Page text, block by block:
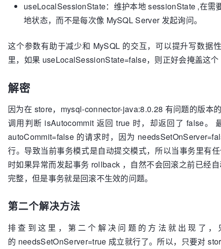
useLocalSessionState：维护本地 sessionState ,在需
地状态，而不是每次像 MySQL Server 发起询问。
这个参数有助于减少和 MySQL 的交互，可以提升写数据
里，如果 useLocalSessionState=false，则正好会掩盖这
解密
因为在 store，mysql-connector-java:8.0.28 有问题的版本
调用判断 isAutocommit 返回 true 时，却返回了 false。
autoCommit=false 的请求时，因为
行。导致当前事务模式是自动提交模式，所以当事务里有
时如果异常而发起事务 rollback ，自然不会回滚之前已经
完整，但是事务就是回滚不生效的问题。
第二个解决方法
排查到这里，第二个解决问题的方法就出现了，
的 needsSetOnServer=true 成立就行了。所以，只要对